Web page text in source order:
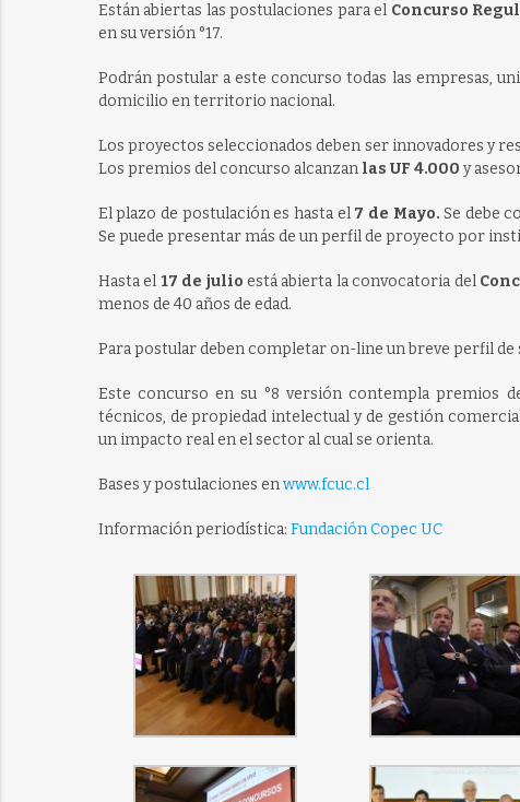
Están abiertas las postulaciones para el Concurso
en su versión °17.
Podrán postular a este concurso todas las empresas,
domicilio en territorio nacional.
Los proyectos seleccionados deben ser innovadores y
Los premios del concurso alcanzan las UF 4.000 y
El plazo de postulación es hasta el 7 de Mayo.Se debe
Se puede presentar más de un perfil de proyecto por
Hasta el 17 de julio está abierta la convocatoria del
menos de 40 años de edad.
Para postular deben completar on-line un breve perfil
Este concurso en su °8 versión contempla premios
técnicos, de propiedad intelectual y de gestión
un impacto real en el sector al cual se orienta.
Bases y postulaciones enwww.fcuc.cl
Información periodística: Fundación Copec UC